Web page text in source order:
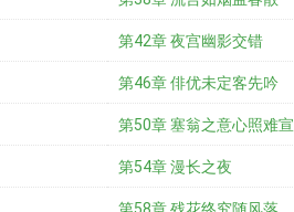
第42章 夜宫幽影交错
第46章 俳优未定客先吟
第50章 塞翁之意心照难宣
第54章 漫长之夜